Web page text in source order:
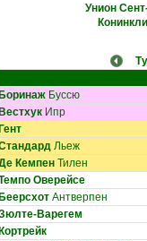
Унион
Боринаж Буссю
Вестхук Ипр
Гент
Льеж
Кемпен Тилен
Оверейсе
Беерсхот Антверпен
Варегем
Кортрейк